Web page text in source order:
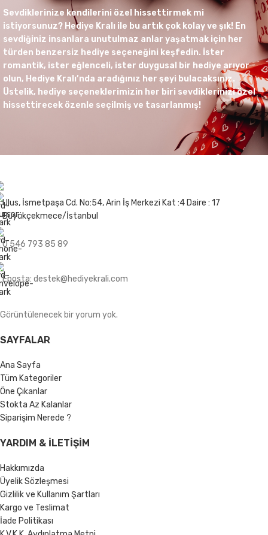
Sevdiklerinize kendilerini özel hissettirmek mi
istiyorsunuz? Hediye Kralı ile bu artık çok kolay ve şık! En
sevdiğiniz insanlara unutulmaz anlar yaşatmak için her
türden benzersiz hediye seçeneğini keşfedin. İster
romantik, ister eğlenceli, ister duygusal bir hediye arıyor
olun, Hediye Kralı’nda aradığınız her şeyi bulacaksınız.
Üstelik, hediye seçeneklerimizin her biri sevdiklerinizi özel
hissettirecek özenle seçilmiş ve tasarlanmış!
Ulus, İsmetpaşa Cd. No:54, Arin İş Merkezi Kat :4 Daire : 17
Büyükçekmece/İstanbul
0 546 793 85 89
Eposta: destek@hediyekrali.com
Görüntülenecek bir yorum yok.
SAYFALAR
Ana Sayfa
Tüm Kategoriler
Öne Çıkanlar
Stokta Az Kalanlar
Siparişim Nerede ?
YARDIM & İLETIŞIM
Hakkımızda
Üyelik Sözleşmesi
Gizlilik ve Kullanım Şartları
Kargo ve Teslimat
İade Politikası